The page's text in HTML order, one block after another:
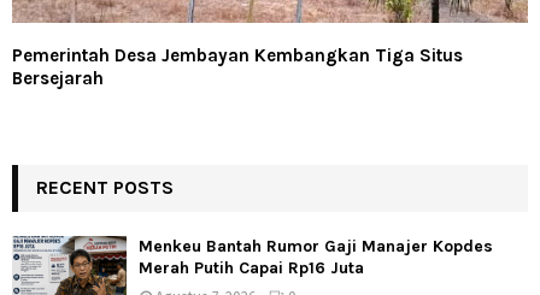
Pemerintah Desa Jembayan Kembangkan Tiga Situs
Bersejarah
RECENT POSTS
Menkeu Bantah Rumor Gaji Manajer Kopdes
Merah Putih Capai Rp16 Juta